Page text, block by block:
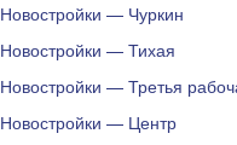
Новостройки — Чуркин
Новостройки — Тихая
Новостройки — Третья
Новостройки — Центр